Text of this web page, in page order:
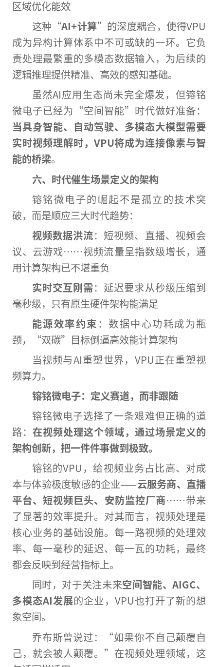
区域优化能效
这种“AI+计算”的深度耦合，使得VPU
成为异构计算体系中不可或缺的一环。它负
责处理最繁重的多模态数据输入，为后续的
逻辑推理提供精准、高效的感知基础。
虽然AI应用生态尚未完全爆发，但镕铭
微电子已经为“空间智能”时代做好准备：
当具身智能、自动驾驶、多模态大模型需要
实时视频理解时，VPU将成为连接像素与智
能的桥梁。
六、时代催生场景定义的架构
镕铭微电子的崛起不是孤立的技术突
破，而是顺应三大时代趋势：
视频数据洪流：短视频、直播、视频会
议、云游戏……视频流量呈指数级增长，通
用计算架构已不堪重负
实时交互刚需：延迟要求从秒级压缩到
毫秒级，只有原生硬件架构能满足
能源效率约束 ：数据中心功耗成为瓶
颈，“双碳”目标倒逼高效能计算架构
当视频与AI重塑世界，VPU正在重塑视
频算力。
镕铭微电子：定义赛道，而非跟随
镕铭微电子选择了一条艰难但正确的道
路： 在视频处理这个领域，通过场景定义的
架构创新，把一件件事做到极致。
镕铭的VPU，给视频业务占比高、对成
本与体验极度敏感的企业——云服务商、直播
平台、短视频巨头、安防监控厂商……带来
了显著的效率提升。对其而言，视频处理是
核心业务的基础设施。每一路视频的处理效
率、每一毫秒的延迟、每一瓦的功耗，最终
都会反映到经营指标上。
同时，对于关注未来空间智能、AIGC、
多模态AI发展的企业，VPU也打开了新的想
象空间。
乔布斯曾说过：“如果你不自己颠覆自
己，就会被人颠覆。”在视频处理领域，这